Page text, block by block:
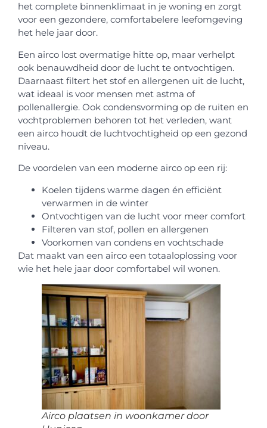
het complete binnenklimaat in je woning en zorgt
voor een gezondere, comfortabelere leefomgeving
het hele jaar door.
Een airco lost overmatige hitte op, maar verhelpt
ook benauwdheid door de lucht te ontvochtigen.
Daarnaast filtert het stof en allergenen uit de lucht,
wat ideaal is voor mensen met astma of
pollenallergie. Ook condensvorming op de ruiten en
vochtproblemen behoren tot het verleden, want
een airco houdt de luchtvochtigheid op een gezond
niveau.
De voordelen van een moderne airco op een rij:
Koelen tijdens warme dagen én efficiënt
verwarmen in de winter
Ontvochtigen van de lucht voor meer comfort
Filteren van stof, pollen en allergenen
Voorkomen van condens en vochtschade
Dat maakt van een airco een totaaloplossing voor
wie het hele jaar door comfortabel wil wonen.
Airco plaatsen in woonkamer door